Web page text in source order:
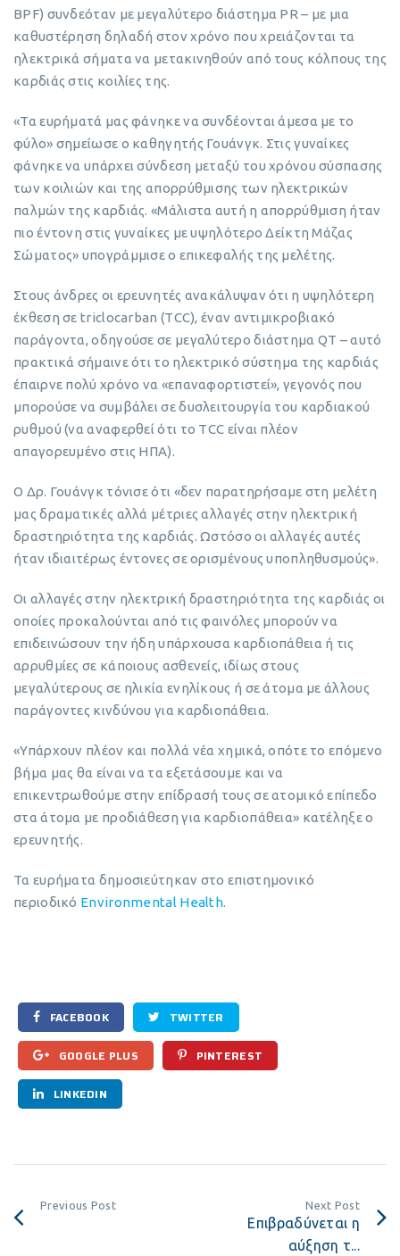
ΒΡF) συνδεόταν με μεγαλύτερο διάστημα ΡR – με μια
καθυστέρηση δηλαδή στον χρόνο που χρειάζονται τα
ηλεκτρικά σήματα να μετακινηθούν από τους κόλπους της
καρδιάς στις κοιλίες της.
«Τα ευρήματά μας φάνηκε να συνδέονται άμεσα με το
φύλο» σημείωσε ο καθηγητής Γουάνγκ. Στις γυναίκες
φάνηκε να υπάρχει σύνδεση μεταξύ του χρόνου σύσπασης
των κοιλιών και της απορρύθμισης των ηλεκτρικών
παλμών της καρδιάς. «Μάλιστα αυτή η απορρύθμιση ήταν
πιο έντονη στις γυναίκες με υψηλότερο Δείκτη Μάζας
Σώματος» υπογράμμισε ο επικεφαλής της μελέτης.
Στους άνδρες οι ερευνητές ανακάλυψαν ότι η υψηλότερη
έκθεση σε triclocarban (TCC), έναν αντιμικροβιακό
παράγοντα, οδηγούσε σε μεγαλύτερο διάστημα QT – αυτό
πρακτικά σήμαινε ότι το ηλεκτρικό σύστημα της καρδιάς
έπαιρνε πολύ χρόνο να «επαναφορτιστεί», γεγονός που
μπορούσε να συμβάλει σε δυσλειτουργία του καρδιακού
ρυθμού (να αναφερθεί ότι το TCC είναι πλέον
απαγορευμένο στις ΗΠΑ).
O Δρ. Γουάνγκ τόνισε ότι «δεν παρατηρήσαμε στη μελέτη
μας δραματικές αλλά μέτριες αλλαγές στην ηλεκτρική
δραστηριότητα της καρδιάς. Ωστόσο οι αλλαγές αυτές
ήταν ιδιαιτέρως έντονες σε ορισμένους υποπληθυσμούς».
Οι αλλαγές στην ηλεκτρική δραστηριότητα της καρδιάς οι
οποίες προκαλούνται από τις φαινόλες μπορούν να
επιδεινώσουν την ήδη υπάρχουσα καρδιοπάθεια ή τις
αρρυθμίες σε κάποιους ασθενείς, ιδίως στους
μεγαλύτερους σε ηλικία ενηλίκους ή σε άτομα με άλλους
παράγοντες κινδύνου για καρδιοπάθεια.
«Υπάρχουν πλέον και πολλά νέα χημικά, οπότε το επόμενο
βήμα μας θα είναι να τα εξετάσουμε και να
επικεντρωθούμε στην επίδρασή τους σε ατομικό επίπεδο
στα άτομα με προδιάθεση για καρδιοπάθεια» κατέληξε ο
ερευνητής.
Τα ευρήματα δημοσιεύτηκαν στο επιστημονικό
περιοδικό Environmental Health.
FACEBOOK TWITTER
GOOGLE PLUS PINTEREST
LINKEDIN
Previous Post Next Post
Επιβραδύνεται η
αύξηση τ...